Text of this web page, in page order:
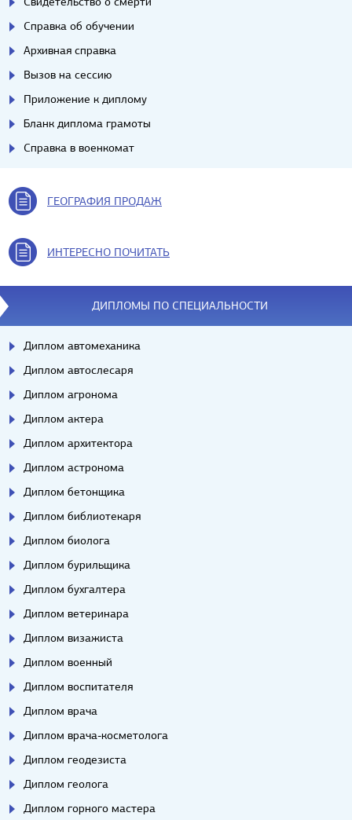
Справка об обучении
Архивная справка
Вызов на сессию
Приложение к диплому
Бланк диплома грамоты
Справка в военкомат
ГЕОГРАФИЯ ПРОДАЖ
ИНТЕРЕСНО ПОЧИТАТЬ
ДИПЛОМЫ ПО СПЕЦИАЛЬНОСТИ
Диплом автомеханика
Диплом автослесаря
Диплом агронома
Диплом актера
Диплом архитектора
Диплом астронома
Диплом бетонщика
Диплом библиотекаря
Диплом биолога
Диплом бурильщика
Диплом бухгалтера
Диплом ветеринара
Диплом визажиста
Диплом военный
Диплом воспитателя
Диплом врача
Диплом врача-косметолога
Диплом геодезиста
Диплом геолога
Диплом горного мастера